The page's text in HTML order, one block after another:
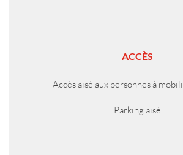
ACCÈS
Accès aisé aux personnes à
Parking aisé